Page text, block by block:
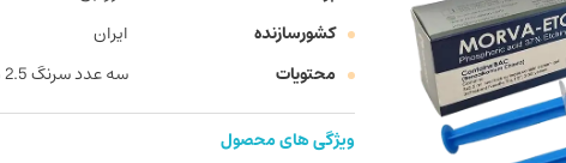
کشورسازنده
ایران
محتویات
سه عدد سرنگ 2.5 میلی لیتری + 3 عدد تیپ
ویژگی های محصول